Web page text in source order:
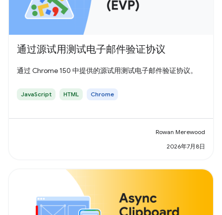
通过源试用测试电子邮件验证协议
通过 Chrome 150 中提供的源试用测试电子邮件验证协议。
JavaScript HTML Chrome
Rowan Merewood
2026年7月8日